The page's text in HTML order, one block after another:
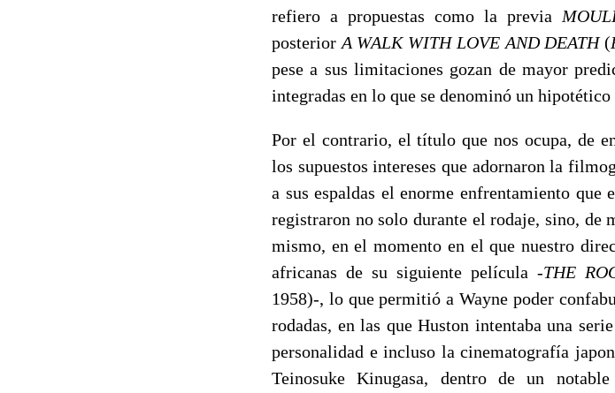
refiero a propuestas como la previa
posterior A WALK WITH LOVE AND DEATH(
pese a sus limitaciones gozan de mayor
integradas en lo que se denominó un hipotético
Por el contrario, el título que nos ocupa, de
los supuestos intereses que adornaron la
a sus espaldas el enorme enfrentamiento
registraron no solo durante el rodaje, sino, de
mismo, en el momento en el que nuestro
africanas de su siguiente película -THE
1958)-, lo que permitió a Wayne poder
rodadas, en las que Huston intentaba una
personalidad e incluso la cinematografía
Teinosuke Kinugasa, dentro de un